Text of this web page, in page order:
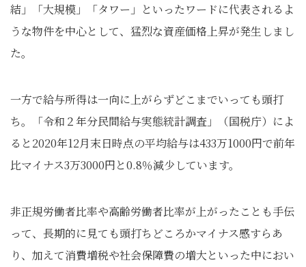
結」「大規模」「タワー」といったワードに代表されるよ
うな物件を中心として、猛烈な資産価格上昇が発生しまし
た。
一方で給与所得は一向に上がらずどこまでいっても頭打
ち。「令和２年分民間給与実態統計調査」（国税庁）によ
ると2020年12月末日時点の平均給与は433万1000円で前年
比マイナス3万3000円と0.8％減少しています。
非正規労働者比率や高齢労働者比率が上がったことも手伝
って、長期的に見ても頭打ちどころかマイナス感すらあ
り、加えて消費増税や社会保障費の増大といった中におい